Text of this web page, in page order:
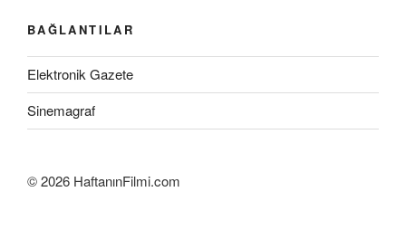
BAĞLANTILAR
Elektronik Gazete
Sinemagraf
©2026 HaftanınFilmi.com